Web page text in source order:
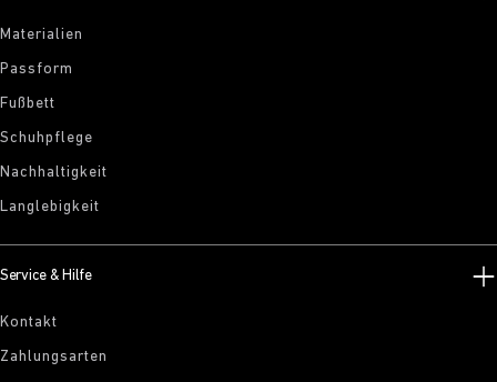
Materialien
Passform
Fußbett
Schuhpflege
Nachhaltigkeit
Langlebigkeit
Service & Hilfe
Kontakt
Zahlungsarten